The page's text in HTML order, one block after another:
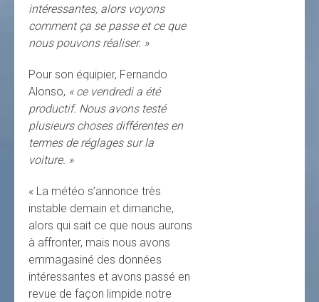
intéressantes, alors voyons
comment ça se passe et ce que
nous pouvons réaliser. »
Pour son équipier, Fernando
Alonso, « ce vendredi a été
productif. Nous avons testé
plusieurs choses différentes en
termes de réglages sur la
voiture. »
« La météo s’annonce très
instable demain et dimanche,
alors qui sait ce que nous aurons
à affronter, mais nous avons
emmagasiné des données
intéressantes et avons passé en
revue de façon limpide notre